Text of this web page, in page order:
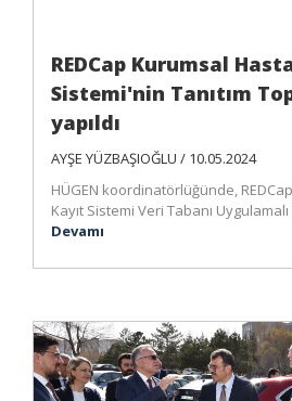
REDCap Kurumsal
Sistemi'nin Tanıtım
yapıldı
AYŞE YÜZBAŞIOĞLU / 10.05.2024
HÜGEN koordinatörlüğünde,
Kayıt Sistemi Veri Tabanı Uygulamalı
Devamı